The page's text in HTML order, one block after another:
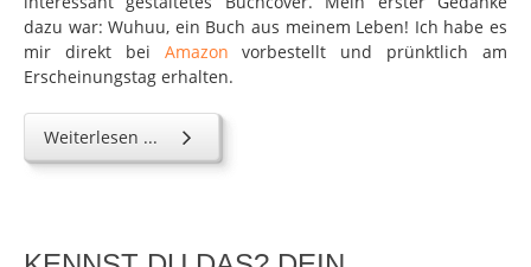
dazu war: Wuhuu, ein Buch aus meinem Leben! Ich habe es
mir direkt bei Amazon vorbestellt und prünktlich am
Erscheinungstag erhalten.
Weiterlesen ...